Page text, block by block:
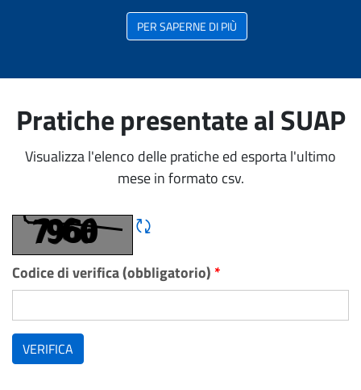
PER SAPERNE DI PIÙ
Pratiche presentate al SUAP
Visualizza l'elenco delle pratiche ed esporta l'ultimo
mese in formato csv.
Rigene CAPTCHA
Codice di verifica (obbligatorio) *
VERIFICA